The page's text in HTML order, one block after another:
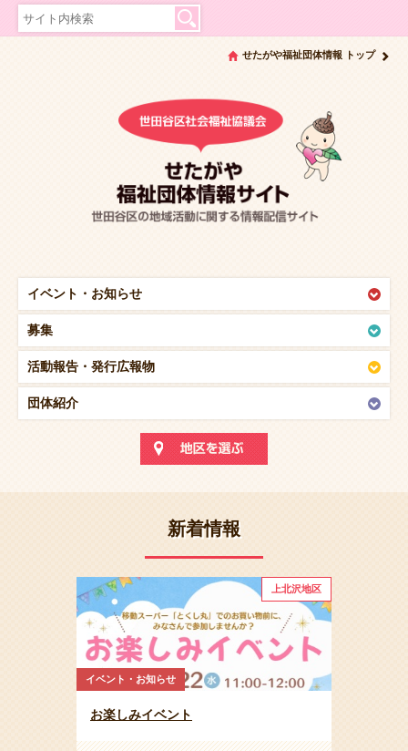
イベント・ お知らせ
募集
活動報告・ 発行広報物
団体紹介
せたがや福祉団体情報 トップ
新着情報
上北沢地区
イベント・お知らせ
お楽しみイベント